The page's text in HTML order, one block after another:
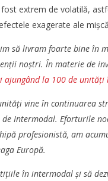
extrem de volatilă,
exagerate ale
să livram foarte bine în
noștri. În materie de
la 100 de unități
vine în continuarea
Intermodal. Eforturile
profesionistă, am
Europă.
în intermodal și să